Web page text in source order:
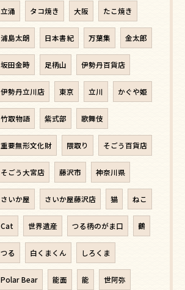
立涌 タコ焼き 大阪 たこ焼き
浦島太朗 日本書紀 万葉集 金太郎
坂田金時 足柄山 伊勢丹百貨店
伊勢丹立川店 東京 立川 かぐや姫
竹取物語 紫式部 歌舞伎
重要無形文化財 隈取り そごう百貨店
そごう大宮店 藤沢市 神奈川県
さいか屋 さいか屋藤沢店 猫 ねこ
Cat 世界遺産 つる柄のがま口 鶴
つる 白くまくん しろくま
Polar Bear 能面 能 世阿弥